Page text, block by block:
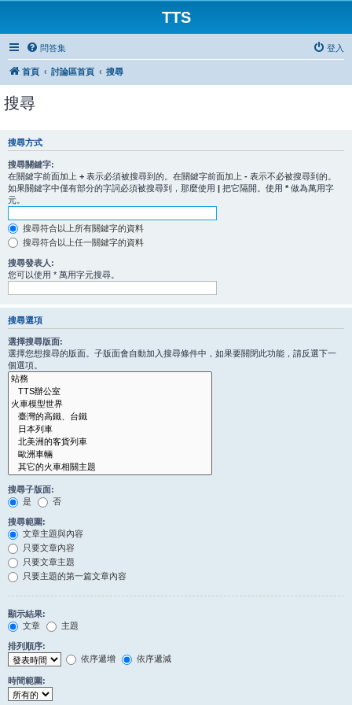
TTS
問答集 登入
首頁 討論區首頁 搜尋
搜尋
搜尋方式
搜尋關鍵字:
在關鍵字前面加上 + 表示必須被搜尋到的。在關鍵字前面加上 - 表示不必被搜尋到的。
如果關鍵字中僅有部分的字詞必須被搜尋到，那麼使用 | 把它隔開。使用 * 做為萬用字
元。
搜尋符合以上所有關鍵字的資料
搜尋符合以上任一關鍵字的資料
搜尋發表人:
您可以使用 * 萬用字元搜尋。
搜尋選項
選擇搜尋版面:
選擇您想搜尋的版面。子版面會自動加入搜尋條件中，如果要關閉此功能，請反選下一
個選項。
搜尋子版面:
是
否
搜尋範圍:
文章主題與內容
只要文章內容
只要文章主題
只要主題的第一篇文章內容
顯示結果:
文章
主題
排列順序:
依序遞增
依序遞減
時間範圍: